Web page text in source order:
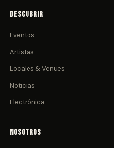
Descubrir
Eventos
Artistas
Locales & Venues
Noticias
Electrónica
Nosotros